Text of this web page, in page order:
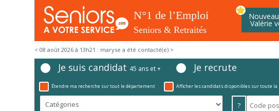
Valérie
< 08 août 2026 à 13h21 : maryse a été contacté(e) >
Je suis candidat 45 ans et + Je recrute
Étendre ma recherche sur tout le département Afficher les candidats disponibles sur toute la
?